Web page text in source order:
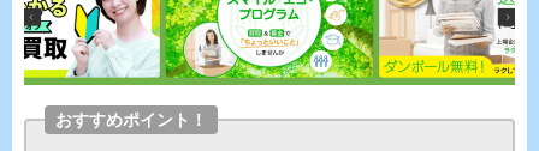
おすすめポイント！